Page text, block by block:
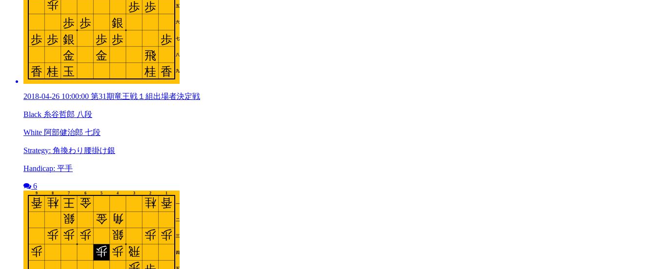
2018-04-26 10:00:00 第31期竜王戦１組出場者決定戦
Black 糸谷哲郎 八段
White 阿部健治郎 七段
Strategy: 角換わり腰掛け銀
Handicap: 平手
6